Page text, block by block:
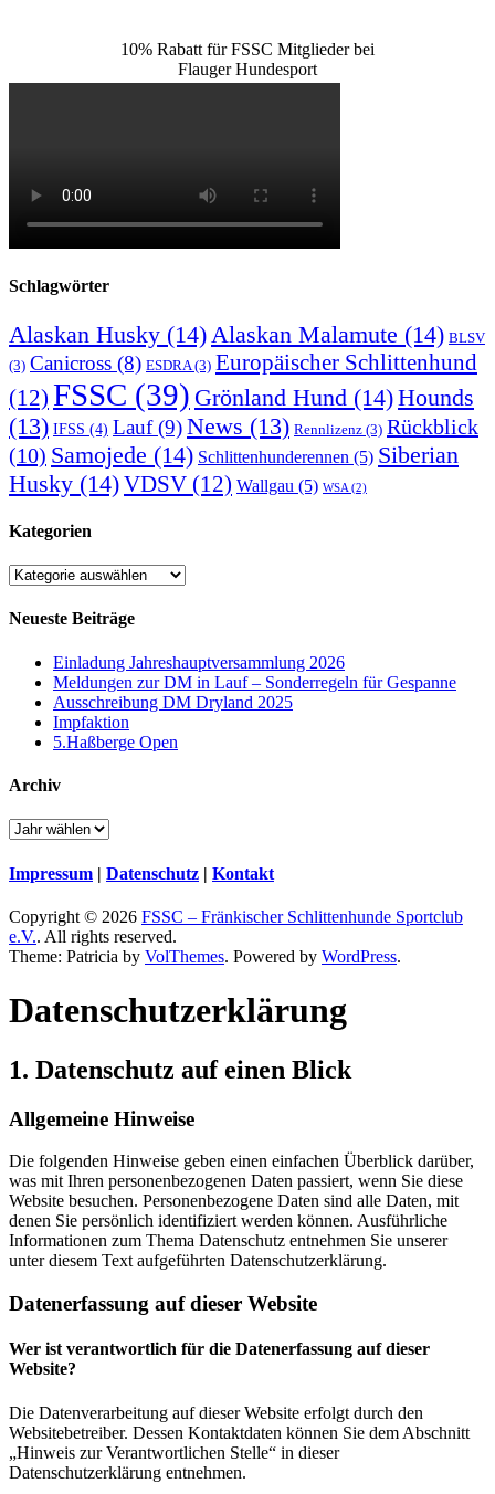
10% Rabatt für FSSC Mitglieder bei
Flauger Hundesport
Schlagwörter
Alaskan Husky (14) Alaskan Malamute (14) BLSV
(3) Canicross (8) ESDRA (3) Europäischer Schlittenhund
(12) FSSC (39) Grönland Hund (14)Hounds
(13) IFSS (4) Lauf(9)News (13) Rennlizenz (3) Rückblick
(10) Samojede (14) Schlittenhunderennen (5) Siberian
Husky (14)VDSV (12) Wallgau (5) WSA (2)
Kategorien
Kategorien
Neueste Beiträge
Einladung Jahreshauptversammlung 2026
Meldungen zur DM in Lauf – Sonderregeln für Gespanne
Ausschreibung DM Dryland 2025
Impfaktion
5.Haßberge Open
Archiv
Impressum | Datenschutz | Kontakt
Copyright © 2026 FSSC – Fränkischer Schlittenhunde Sportclub
e.V.. All rights reserved.
Theme: Patricia by VolThemes. Powered by WordPress.
Datenschutz­erklärung
1. Datenschutz auf einen Blick
Allgemeine Hinweise
Die folgenden Hinweise geben einen einfachen Überblick darüber,
was mit Ihren personenbezogenen Daten passiert, wenn Sie diese
Website besuchen. Personenbezogene Daten sind alle Daten, mit
denen Sie persönlich identifiziert werden können. Ausführliche
Informationen zum Thema Datenschutz entnehmen Sie unserer
unter diesem Text aufgeführten Datenschutzerklärung.
Datenerfassung auf dieser Website
Wer ist verantwortlich für die Datenerfassung auf dieser
Website?
Die Datenverarbeitung auf dieser Website erfolgt durch den
Websitebetreiber. Dessen Kontaktdaten können Sie dem Abschnitt
„Hinweis zur Verantwortlichen Stelle“ in dieser
Datenschutzerklärung entnehmen.